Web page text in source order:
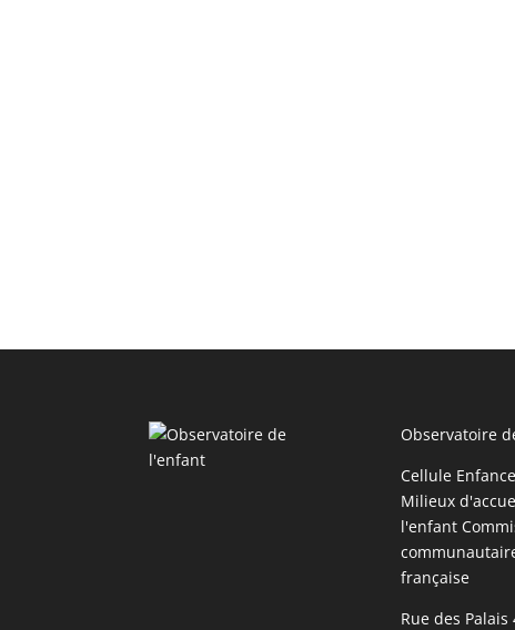
Observatoire
Cellule
Milieux
l'enfant
française
Rue des Palais